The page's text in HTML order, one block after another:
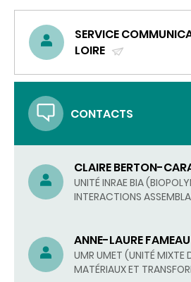
SERVICE
LOIRE
UN
CONTACTS
CLAIRE BERTON-
(ENVOYER
UN
UNITÉ INRAE BIA
INTERACTIONS
ANNE-LAURE FAMEAU
(ENVOYER
UN
UMR UMET (UNITÉ MIXTE
MATÉRIAUX ET